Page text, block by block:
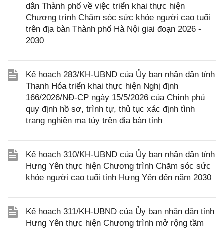
dân Thành phố về việc triển khai thực hiện
Chương trình Chăm sóc sức khỏe người cao tuổi
trên địa bàn Thành phố Hà Nội giai đoạn 2026 -
2030
Kế hoạch 283/KH-UBND của Ủy ban nhân dân tỉnh
Thanh Hóa triển khai thực hiện Nghị định
166/2026/NĐ-CP ngày 15/5/2026 của Chính phủ
quy định hồ sơ, trình tự, thủ tục xác định tình
trạng nghiện ma túy trên địa bàn tỉnh
Kế hoạch 310/KH-UBND của Ủy ban nhân dân tỉnh
Hưng Yên thực hiện Chương trình Chăm sóc sức
khỏe người cao tuổi tỉnh Hưng Yên đến năm 2030
Kế hoạch 311/KH-UBND của Ủy ban nhân dân tỉnh
Hưng Yên thực hiện Chương trình mở rộng tầm